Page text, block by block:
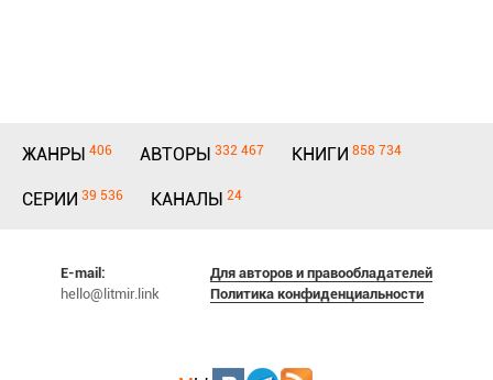
ЖАНРЫ 406 АВТОРЫ 332 467 КНИГИ 858 734
СЕРИИ 39 536 КАНАЛЫ 24
E-mail:
hello@litmir.link
Для авторов и правообладателей
Политика конфиденциальности